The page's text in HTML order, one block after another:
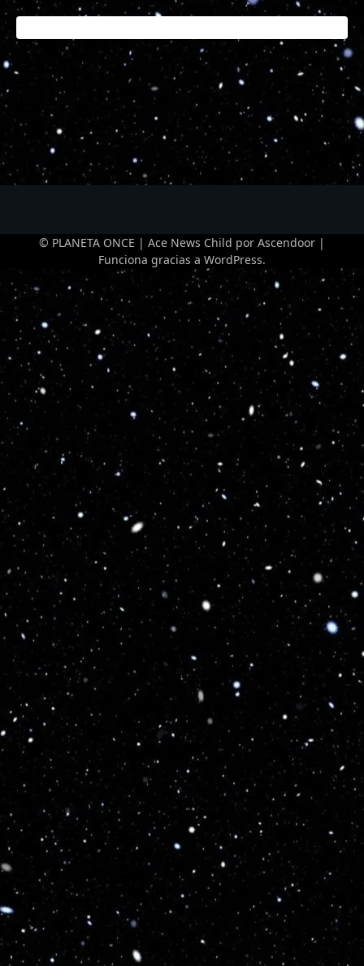
© PLANETA ONCE | Ace News Child por Ascendoor |
Funciona gracias a WordPress.